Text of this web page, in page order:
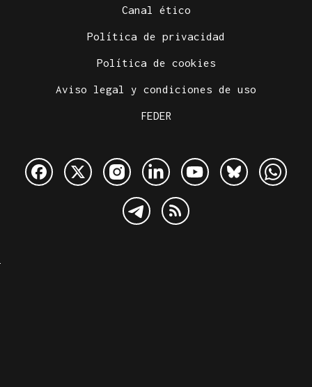
Canal ético
Política de privacidad
Política de cookies
Aviso legal y condiciones de uso
FEDER